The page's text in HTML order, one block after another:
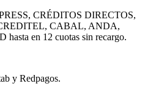
CRÉDITOS DIRECTOS,
CABAL, ANDA,
en 12 cuotas sin recargo.
y Redpagos.